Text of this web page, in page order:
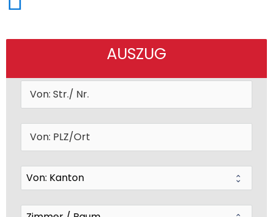
AUSZUG